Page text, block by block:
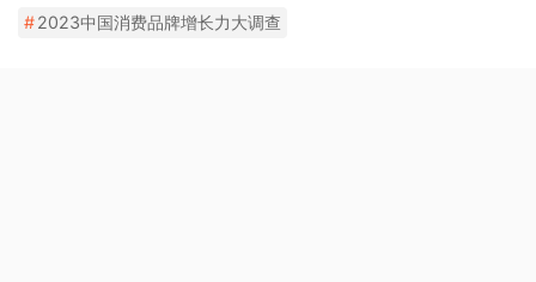
#2023中国消费品牌增长力大调查